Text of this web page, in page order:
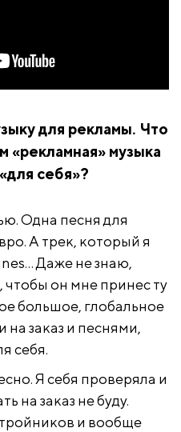
для рекламы. Что
«рекламная» музыка
себя»?
Одна песня для
А трек, который я
Даже не знаю,
он мне принес ту
большое, глобальное
заказ и песнями,
себя.
Я себя проверяла и
на заказ не буду.
и вообще